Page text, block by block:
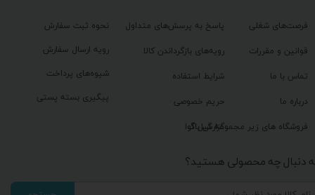
نحوه ثبت سفارش
رویه ارسال سفارش
شیوه‌های پرداخت
پیگیری بسته پستی
پاسخ به پرسش‌های متداول
رویه‌های بازگرداندن کالا
شرایط استفاده
حریم خصوصی
گزارش باگ
فرصت‌های شغلی
قوانین و مقررات
تماس با ما
درباره ما
فروشگاه های زیر مجموعه گیل آوا
دنبال چه محصولی هستید؟